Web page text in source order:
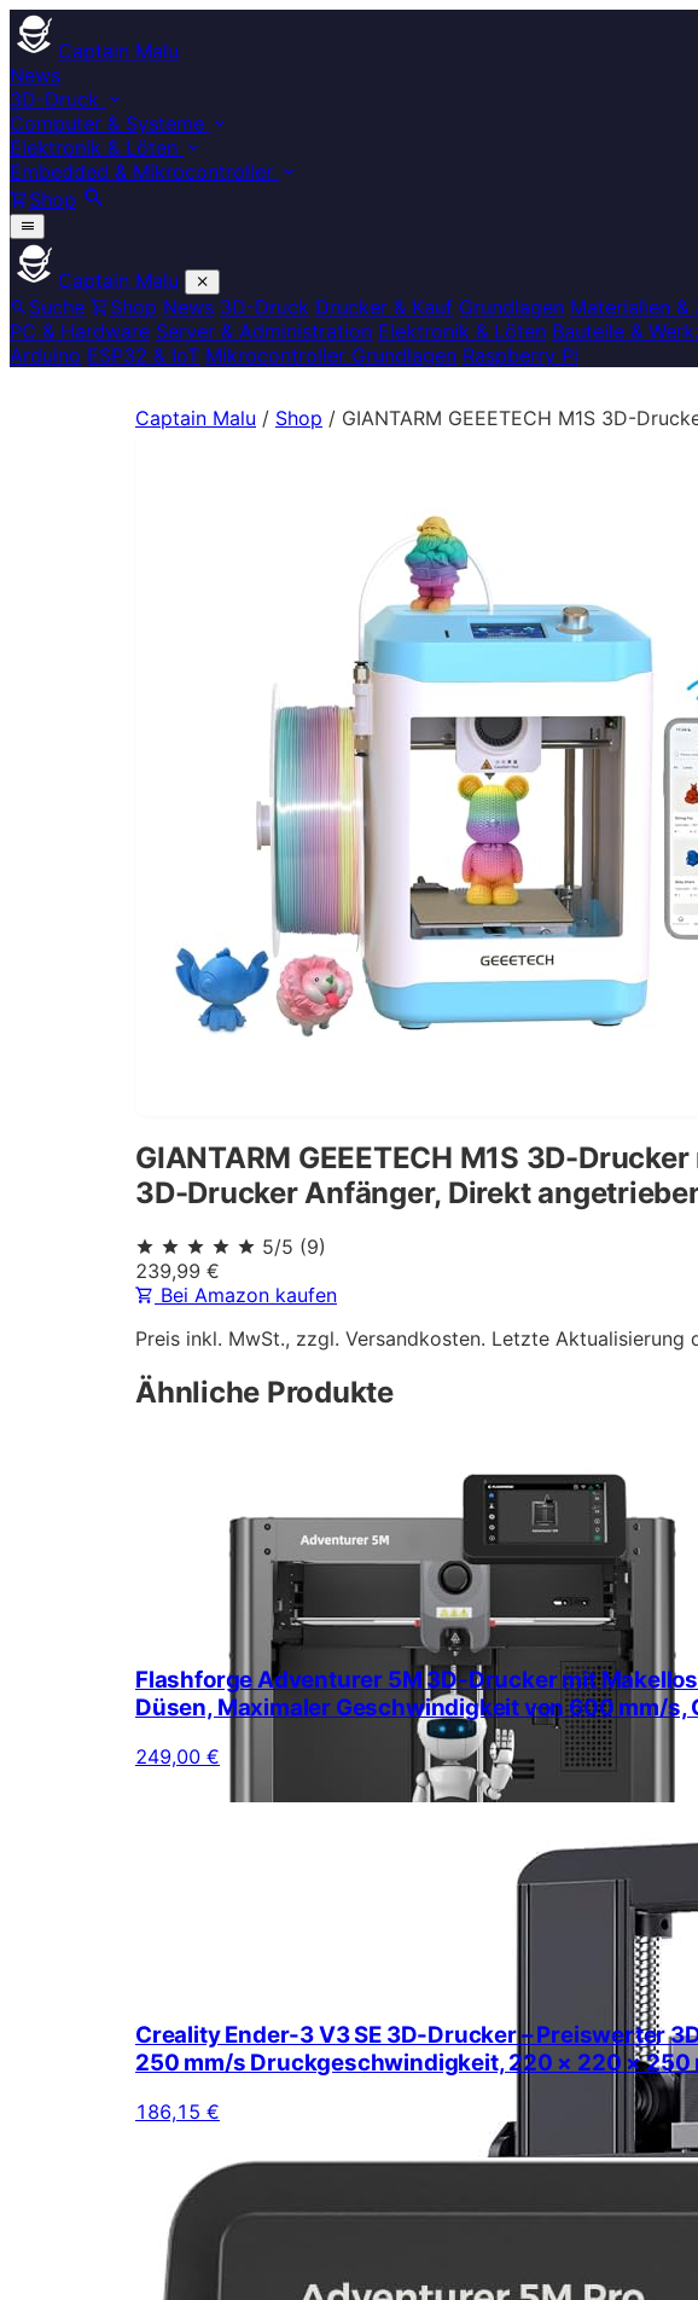
Captain Malu
News
3D-Druck
Computer & Systeme
Elektronik & Löten
Embedded & Mikrocontroller
Shop
Captain Malu
Suche
Shop News 3D-Druck Drucker & Kauf Grundlagen Materialien &
PC & Hardware Server & Administration Elektronik & Löten Bauteile &
Arduino ESP32 & IoT Mikrocontroller Grundlagen Raspberry Pi
Captain Malu / Shop / GIANTARM GEEETECH M1S 3D-
GIANTARM GEEETECH M1S 3D-
3D-Drucker Anfänger, Direkt
5/5 (9)
239,99 €
Bei Amazon kaufen
Preis inkl. MwSt., zzgl. Versandkosten. Letzte Aktualisierung
Ähnliche Produkte
Flashforge Adventurer 5M 3D-Drucker mit
Düsen, Maximaler Geschwindigkeit von 600 mm/
249,00 €
Creality Ender-3 V3 SE 3D-Drucker – Preiswerter
250 mm/s Druckgeschwindigkeit, 220 × 220 × 250
186,15 €